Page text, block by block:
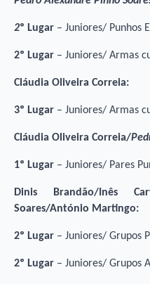
2º Lugar – Juniores/ Punhos
2º Lugar – Juniores/ Armas
Cláudia Oliveira Correia:
3º Lugar – Juniores/ Armas
Cláudia Oliveira Correia/
1º Lugar – Juniores/ Pares
Dinis Brandão/Inês
Soares/António Martingo:
2º Lugar – Juniores/ Grupos
2º Lugar – Juniores/ Grupos